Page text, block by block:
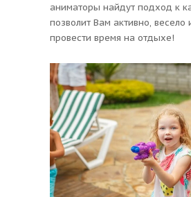
аниматоры найдут подход к
позволит Вам активно, весело
провести время на отдыхе!